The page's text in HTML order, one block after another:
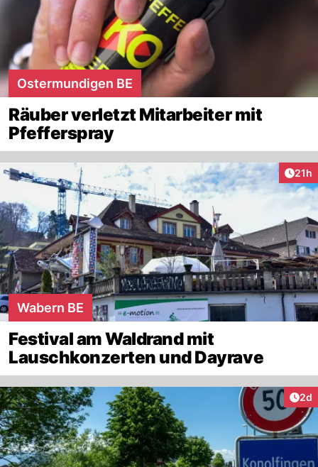
Ostermundigen BE
Räuber verletzt Mitarbeiter mit
Pfefferspray
21h
Wabern BE
Festival am Waldrand mit
Lauschkonzerten und Dayrave
2d